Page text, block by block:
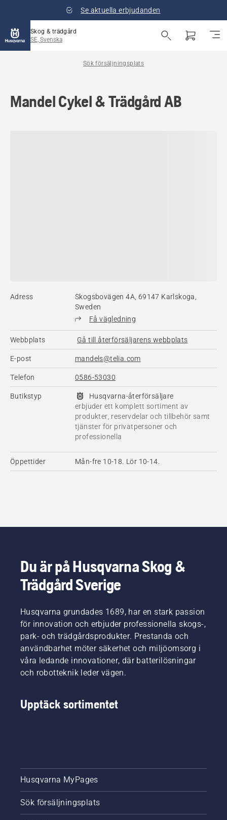
Se aktuella erbjudanden
Skog & trädgård
SE, Svenska
Sök försäljningsplats
Mandel Cykel & Trädgård AB
Adress
Skogsbovägen 4A, 69147 Karlskoga,
Sweden
Få vägledning
Webbplats Gå till återförsäljarens webbplats
E-post mandels@telia.com
Telefon 0586-53030
Butikstyp
Husqvarna-återförsäljare
erbjuder ett komplett sortiment av
produkter, reservdelar och tillbehör samt
tjänster för privatpersoner och
professionella
Öppettider Mån-fre 10-18. Lör 10-14.
Du är på Husqvarna Skog &
Trädgård Sverige
Husqvarna grundades 1689, har en stark passion
för innovation och erbjuder professionella skogs-,
park- och trädgårdsprodukter. Prestanda och
användbarhet möter säkerhet och miljöomsorg i
våra ledande innovationer, där batterilösningar
och robotteknik leder vägen.
Upptäck sortimentet
Husqvarna MyPages
Sök försäljningsplats